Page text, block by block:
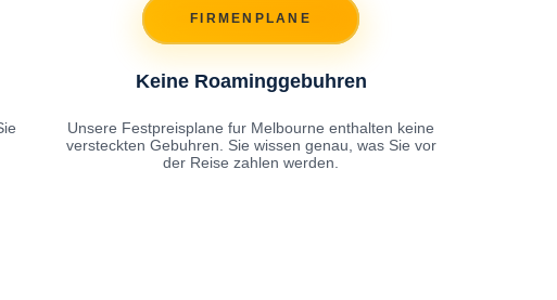
FIRMENPLANE
Keine Roaminggebuhren
Unsere Festpreisplane fur Melbourne enthalten keine
versteckten Gebuhren. Sie wissen genau, was Sie vor
der Reise zahlen werden.